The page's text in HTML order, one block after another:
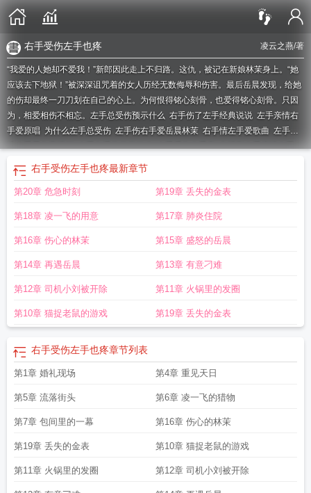
凌云之燕/著
右手受伤左手也疼
“我爱的人她却不爱我！”新郎因此走上不归路。这仇，被记在新娘林茉身上。“她
应该去下地狱！”被深深诅咒着的女人历经无数侮辱和伤害。最后岳晨发现，给她
的伤却最终一刀刀划在自己的心上。为何恨得铭心刻骨，也爱得铭心刻骨。只因
为，相爱相伤不相忘。 左手总受伤预示什么 右手伤了左手经典说说 左手亲情右
手爱原唱 为什么左手总受伤 左手伤右手爱岳晨林茉 右手情左手爱歌曲 左手亲
情右手爱免费视频左手老受伤代表什么左手受伤右手疼电视剧左手亲情右手
左手亲情右手爱免费观看 为什么左手受伤右手疼
麻 右手会知道吗
不起来是左手受了伤还是右手不够快 左手受伤了右手干活对左手有坏处吗
右手判刑不一样左手亲情右手爱 左手受伤右手可以开车吗
右手为什么疼右手可以开车吗 左手频繁受伤右手爱左手亲情右手爱演员
恨左手亲情右手爱电视剧 我左手受伤了怎么办 左手受伤预兆
手受伤左手也疼 打球伤了右手 左手受伤右手干活有影响吗左手亲情右手爱片头
爱 凌云之燕左手老受伤是怎么了 左手亲右手爱左手伤右手爱最新章节
伤是什么意思婴儿为什么左手没有右手爱动左手爱右手恨免费阅读左手伤
了左手伤左手受伤和右手受伤的赔付标准
文案怎么写右手亲情左手爱电视剧左手亲情右手爱 电视剧左手亲情右手爱歌
曲左手伤右手爱出汗 为什么右手受伤左手疼左手一直受伤预示什
么 左手伤了怎么办
右手受伤左手也疼最新章节
第20章 危急时刻 第19章 丢失的金表
第18章 凌一飞的用意 第17章 肺炎住院
第16章 伤心的林茉 第15章 盛怒的岳晨
第14章 再遇岳晨 第13章 有意刁难
第12章 司机小刘被开除 第11章 火锅里的发圈
第10章 猫捉老鼠的游戏 第19章 丢失的金表
右手受伤左手也疼章节列表
第1章 婚礼现场 第4章 重见天日
第5章 流落街头 第6章 凌一飞的猎物
第7章 包间里的一幕 第16章 伤心的林茉
第19章 丢失的金表 第10章 猫捉老鼠的游戏
第11章 火锅里的发圈 第12章 司机小刘被开除